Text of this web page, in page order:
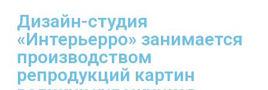
Дизайн-студия
«Интерьерро» занимается
производством
репродукций картин